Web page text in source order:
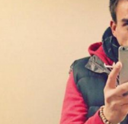
Авто, мото